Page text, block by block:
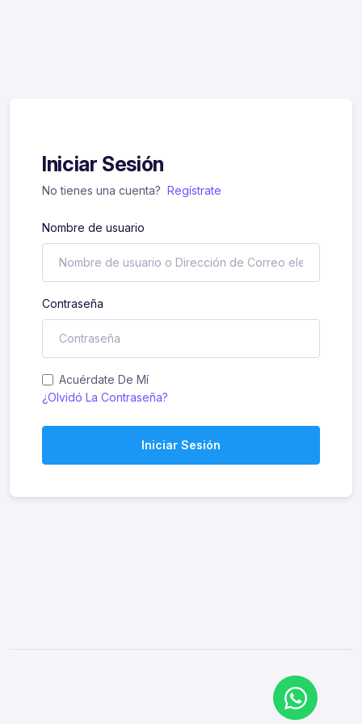
Iniciar Sesión
No tienes una cuenta? Regístrate
Nombre de usuario
Contraseña
Acuérdate De Mí
¿Olvidó La Contraseña?
Iniciar Sesión